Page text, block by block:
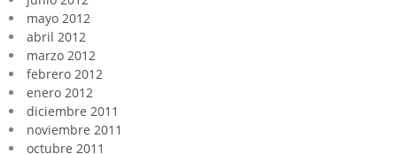
mayo 2012
abril 2012
marzo 2012
febrero 2012
enero 2012
diciembre 2011
noviembre 2011
octubre 2011